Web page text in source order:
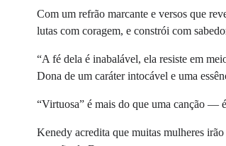
Com um refrão marcante e versos que
lutas com coragem, e constrói com
“A fé dela é inabalável, ela resiste em
Dona de um caráter intocável e uma
“Virtuosa” é mais do que uma canção —
Kenedy acredita que muitas mulheres